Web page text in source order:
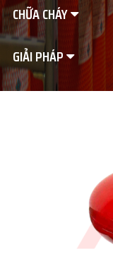
CHỮA CHÁY
GIẢI PHÁP